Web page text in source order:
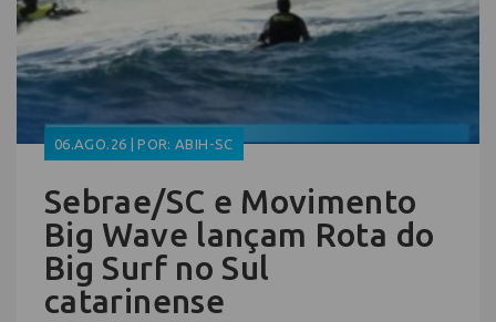
06.AGO.26 | POR: ABIH-SC
Sebrae/SC e Movimento
Big Wave lançam Rota do
Big Surf no Sul
catarinense